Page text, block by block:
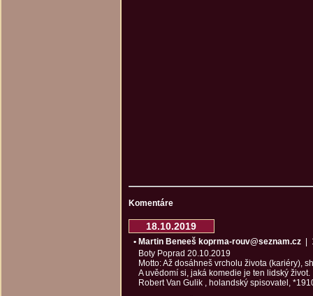
Komentáre
18.10.2019
• Martin Beneeš koprma-rouv@seznam.cz |
Boty Poprad 20.10.2019
Motto: Až dosáhneš vrcholu života (kariéry),
A uvědomí si, jaká komedie je ten lidský život.
Robert Van Gulik , holandský spisovatel,